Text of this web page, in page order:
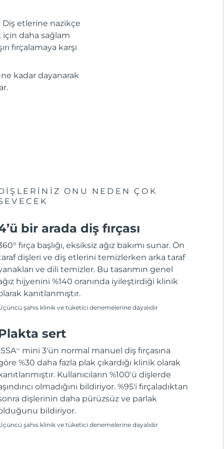
Diş etlerine nazikçe
için daha sağlam
fırçalamaya karşı
kadar dayanarak
ONU NEDEN ÇOK
bir arada diş fırçası
fırça başlığı, eksiksiz ağız bakımı sunar. Ön
dişleri ve diş etlerini temizlerken arka taraf
ve dili temizler. Bu tasarımın genel
hijyenini %140 oranında iyileştirdiği klinik
kanıtlanmıştır.
şahıs klinik ve tüketici denemelerine dayalıdır
sert
TM
mini 3'ün normal manuel diş fırçasına
%30 daha fazla plak çıkardığı klinik olarak
Kullanıcıların %100'ü dişlerde
olmadığını bildiriyor. %95'i fırçaladıktan
dişlerinin daha pürüzsüz ve parlak
bildiriyor.
şahıs klinik ve tüketici denemelerine dayalıdır